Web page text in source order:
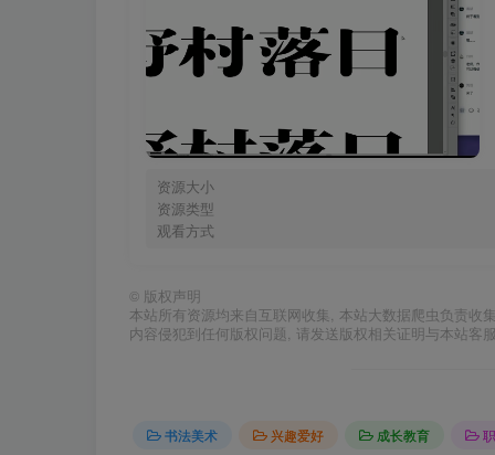
资源大小
资源类型
观看方式
© 版权声明
本站所有资源均来自互联网收集, 本站大数据爬虫负责收
内容侵犯到任何版权问题, 请发送版权相关证明与本站客
书法美术 兴趣爱好 成长教育